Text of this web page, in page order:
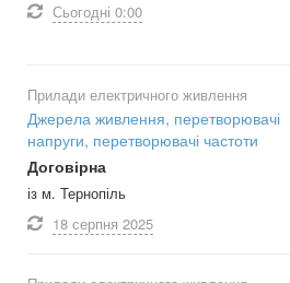
Сьогодні 0:00
Прилади електричного живлення
Джерела живлення, перетворювачі
напруги, перетворювачі частоти
Договірна
із м. Тернопіль
18 серпня 2025